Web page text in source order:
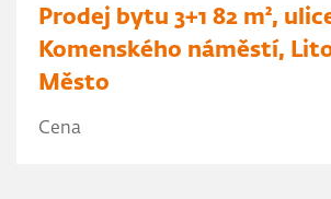
Prodej bytu 3+1 82 m²,
Komenského náměstí,
Město
Cena